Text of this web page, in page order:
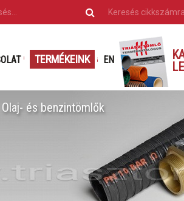
TERMÉKEINK EN
Olaj- és benzintömlők